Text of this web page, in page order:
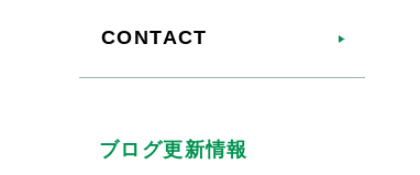
CONTACT
ブログ更新情報